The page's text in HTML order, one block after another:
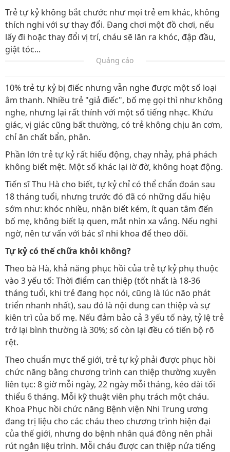
Trẻ tự kỷ không bắt chước như mọi trẻ em khác, không
thích nghi với sự thay đổi. Đang chơi một đồ chơi, nếu
lấy đi hoặc thay đổi vị trí, cháu sẽ lăn ra khóc, đập đầu,
giật tóc...
Quảng cáo
10% trẻ tự kỷ bị điếc nhưng vẫn nghe được một số loại
âm thanh. Nhiều trẻ "giả điếc", bố mẹ gọi thì như không
nghe, nhưng lại rất thính với một số tiếng nhạc. Khứu
giác, vị giác cũng bất thường, có trẻ không chịu ăn cơm,
chỉ ăn chất bẩn, phân.
Phần lớn trẻ tự kỷ rất hiếu động, chạy nhảy, phá phách
không biết mệt. Một số khác lại lờ đờ, không hoạt động.
Tiến sĩ Thu Hà cho biết, tự kỷ chỉ có thể chẩn đoán sau
18 tháng tuổi, nhưng trước đó đã có những dấu hiệu
sớm như: khóc nhiều, nhận biết kém, ít quan tâm đến
bố mẹ, không biết lạ quen, mắt nhìn xa vắng. Nếu nghi
ngờ, nên tư vấn với bác sĩ nhi khoa để theo dõi.
Tự kỷ có thể chữa khỏi không?
Theo bà Hà, khả năng phục hồi của trẻ tự kỷ phụ thuộc
vào 3 yếu tố: Thời điểm can thiệp (tốt nhất là 18-36
tháng tuổi, khi trẻ đang học nói, cũng là lúc não phát
triển nhanh nhất), sau đó là nội dung can thiệp và sự
kiên trì của bố mẹ. Nếu đảm bảo cả 3 yếu tố này, tỷ lệ trẻ
trở lại bình thường là 30%; số còn lại đều có tiến bộ rõ
rệt.
Theo chuẩn mực thế giới, trẻ tự kỷ phải được phục hồi
chức năng bằng chương trình can thiệp thường xuyên
liên tục: 8 giờ mỗi ngày, 22 ngày mỗi tháng, kéo dài tối
thiểu 6 tháng. Mỗi kỹ thuật viên phụ trách một cháu.
Khoa Phục hồi chức năng Bệnh viện Nhi Trung ương
đang trị liệu cho các cháu theo chương trình hiện đại
của thế giới, nhưng do bệnh nhân quá đông nên phải
rút ngắn liệu trình. Mỗi cháu được can thiệp nửa tiếng